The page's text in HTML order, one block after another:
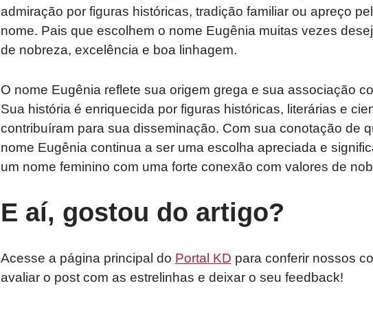
admiração por figuras históricas, tradição familiar ou apreço
nome. Pais que escolhem o nome Eugênia muitas vezes
de nobreza, excelência e boa linhagem.
O nome Eugênia reflete sua origem grega e sua associação
Sua história é enriquecida por figuras históricas, literárias e
contribuíram para sua disseminação. Com sua conotação de
nome Eugênia continua a ser uma escolha apreciada e
um nome feminino com uma forte conexão com valores de
E aí, gostou do artigo?
Acesse a página principal do Portal KD para conferir nossos
avaliar o post com as estrelinhas e deixar o seu feedback!